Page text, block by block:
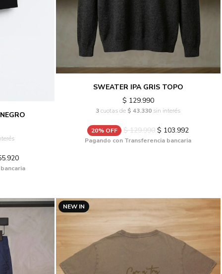
SWEATER IPA GRIS TOPO
$ 129.990
3cuotas de $ 43.330 sin interés
20% OFF $ 129.990 $ 103.992
Pagando con Transferencia bancaria
NEW IN